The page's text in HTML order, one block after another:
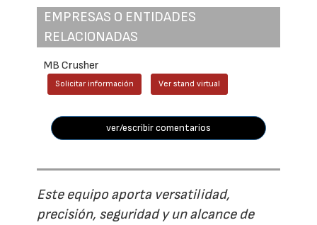
EMPRESAS O ENTIDADES
RELACIONADAS
MB Crusher
Solicitar información Ver stand virtual
ver/escribir comentarios
Este equipo aporta versatilidad,
precisión, seguridad y un alcance de